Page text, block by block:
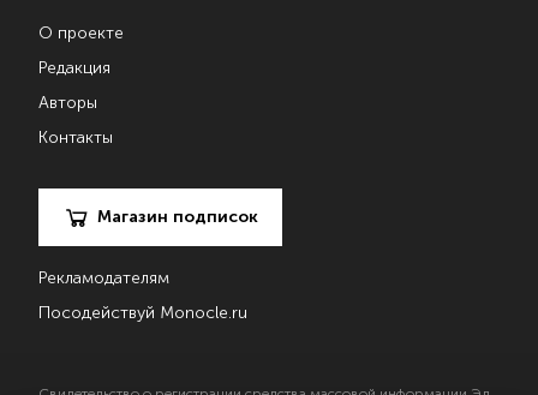
О проекте
Редакция
Авторы
Контакты
Магазин подписок
Рекламодателям
Посодействуй Monocle.ru